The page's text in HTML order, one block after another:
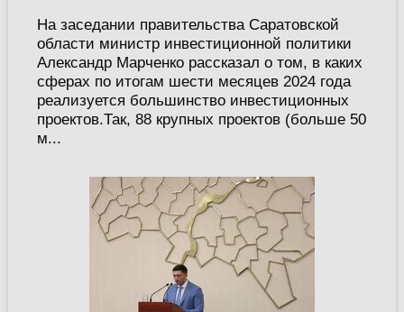
На заседании правительства Саратовской
области министр инвестиционной политики
Александр Марченко рассказал о том, в каких
сферах по итогам шести месяцев 2024 года
реализуется большинство инвестиционных
проектов.Так, 88 крупных проектов (больше 50
м...